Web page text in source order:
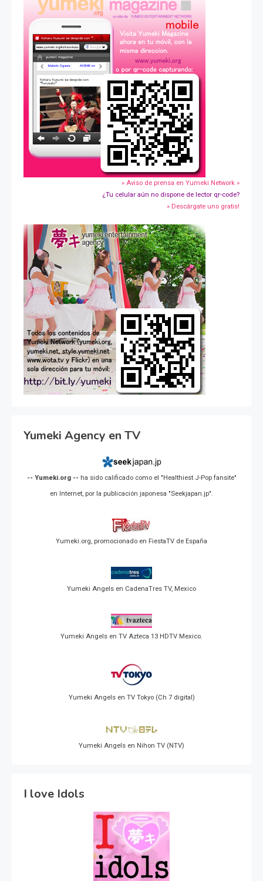
» Aviso de prensa en Yumeki Network »
¿Tu celular aún no dispone de lector qr-code?
» Descárgate uno gratis!
Yumeki Agency en TV
-- Yumeki.org -- ha sido calificado como el "Healthiest J-Pop fansite"
en Internet, por la publicación japonesa "Seekjapan.jp".
Yumeki.org, promocionado en FiestaTV de España
Yumeki Angels en CadenaTres TV, Mexico
Yumeki Angels en TV Azteca 13 HDTV Mexico.
Yumeki Angels en TV Tokyo (Ch 7 digital)
Yumeki Angels en Nihon TV (NTV)
I love Idols